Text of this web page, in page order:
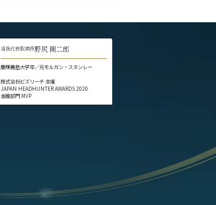
当社代表取締役野尻 剛二郎
慶應義塾大学卒／元モルガン・スタンレー
株式会社ビズリーチ 主催
JAPAN HEADHUNTER AWARDS 2020
金融部門 MVP